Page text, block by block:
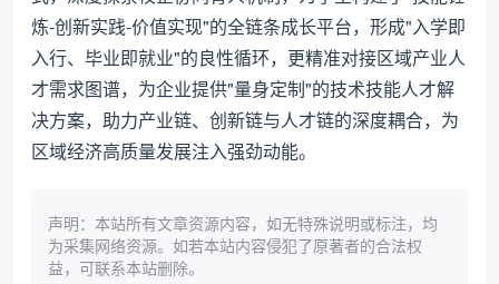
炼-创新实践-价值实现"的全链条成长平台，形成"入学即
入行、毕业即就业"的良性循环，更精准对接区域产业人
才需求图谱，为企业提供"量身定制"的技术技能人才解
决方案，助力产业链、创新链与人才链的深度耦合，为
区域经济高质量发展注入强劲动能。
声明：本站所有文章资源内容，如无特殊说明或标注，均
为采集网络资源。如若本站内容侵犯了原著者的合法权
益，可联系本站删除。